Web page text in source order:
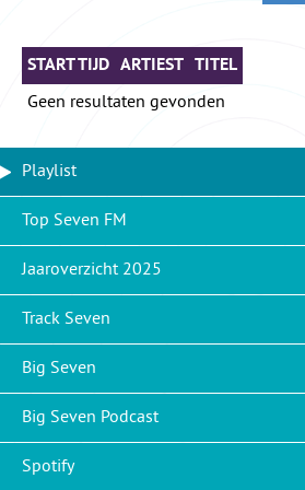
START TIJD ARTIEST TITEL
Geen resultaten gevonden
Playlist
Top Seven FM
Jaaroverzicht 2025
Track Seven
Big Seven
Big Seven Podcast
Spotify